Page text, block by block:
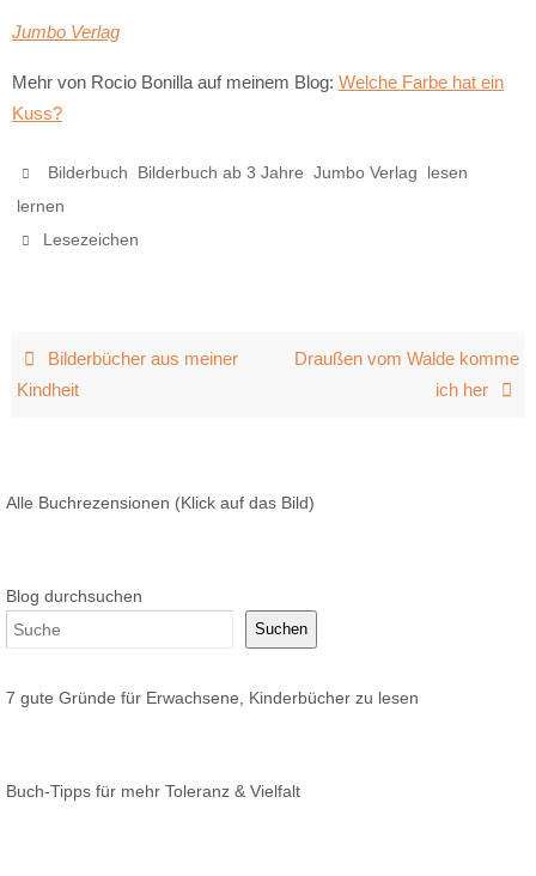
Jumbo Verlag
Mehr von Rocio Bonilla auf meinem Blog: Welche Farbe hat ein
Kuss?
Bilderbuch Bilderbuch ab 3 Jahre ,Jumbo Verlag
lesen
lernen
Lesezeichen
Bilderbücher aus meiner
Kindheit
Draußen vom Walde komme
ich her
Alle Buchrezensionen (Klick auf das Bild)
Blog durchsuchen
Suchen
7 gute Gründe für Erwachsene, Kinderbücher zu lesen
Buch-Tipps für mehr Toleranz & Vielfalt